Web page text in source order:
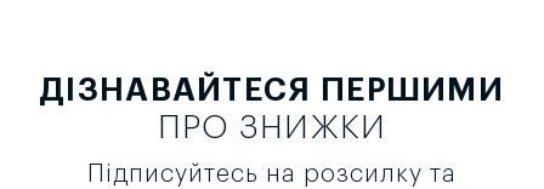
ДІЗНАВАЙТЕСЯ ПЕРШИМИ
ПРО ЗНИЖКИ
Підписуйтесь на розсилку та